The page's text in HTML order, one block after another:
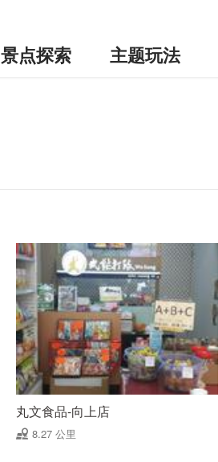
景点探索 主题玩法
丸文食品-向上店
8.27 公里